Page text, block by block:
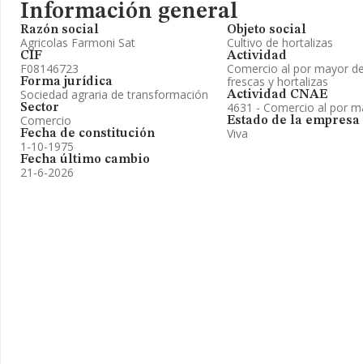
Información general
Razón social
Agricolas Farmoni Sat
CIF
F08146723
Forma jurídica
Sociedad agraria de transformación
Sector
Comercio
Fecha de constitución
1-10-1975
Fecha último cambio
21-6-2026
Objeto social
Cultivo de hortalizas
Actividad
Comercio al por mayor
frescas y hortalizas
Actividad CNAE
4631 - Comercio al por
Estado de la empresa
Viva